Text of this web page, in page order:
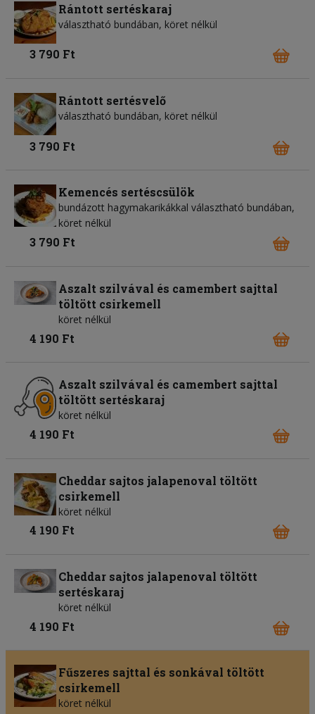
Rántott sertéskaraj
választható bundában, köret nélkül
3 790 Ft
Rántott sertésvelő
választható bundában, köret nélkül
3 790 Ft
Kemencés sertéscsülök
bundázott hagymakarikákkal választható bundában,
köret nélkül
3 790 Ft
Aszalt szilvával és camembert sajttal
töltött csirkemell
köret nélkül
4 190 Ft
Aszalt szilvával és camembert sajttal
töltött sertéskaraj
köret nélkül
4 190 Ft
Cheddar sajtos jalapenoval töltött
csirkemell
köret nélkül
4 190 Ft
Cheddar sajtos jalapenoval töltött
sertéskaraj
köret nélkül
4 190 Ft
Fűszeres sajttal és sonkával töltött
csirkemell
köret nélkül